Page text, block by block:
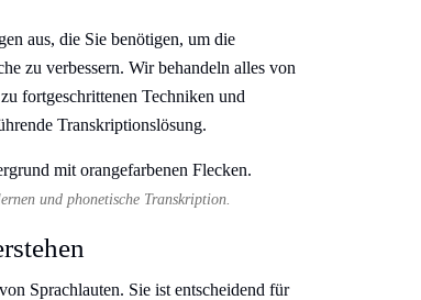
aus, die Sie benötigen, um die
zu verbessern. Wir behandeln alles von
fortgeschrittenen Techniken und
Transkriptionslösung.
und phonetische Transkription.
Sprachlauten. Sie ist entscheidend für